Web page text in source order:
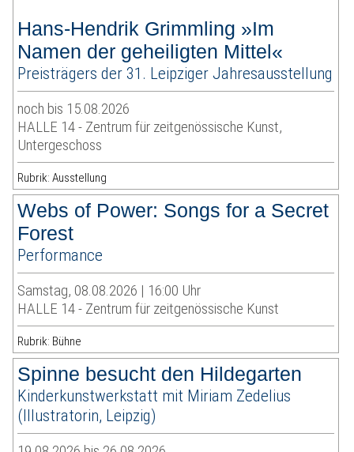
Hans-Hendrik Grimmling »Im
Namen der geheiligten Mittel«
Preisträgers der 31. Leipziger Jahresausstellung
noch bis 15.08.2026
HALLE 14 - Zentrum für zeitgenössische Kunst,
Untergeschoss
Rubrik: Ausstellung
Webs of Power: Songs for a Secret
Forest
Performance
Samstag, 08.08.2026 | 16:00 Uhr
HALLE 14 - Zentrum für zeitgenössische Kunst
Rubrik: Bühne
Spinne besucht den Hildegarten
Kinderkunstwerkstatt mit Miriam Zedelius
(Illustratorin, Leipzig)